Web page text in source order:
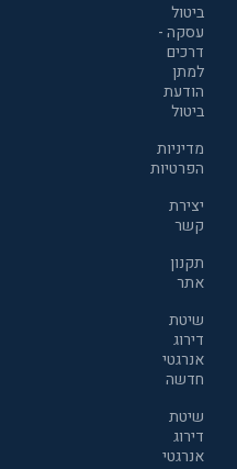
ביטול
עסקה -
דרכים
למתן
הודעת
ביטול
מדיניות
הפרטיות
יצירת
קשר
תקנון
אתר
שיטת
דירוג
אנרגטי
חדשה
שיטת
דירוג
אנרגטי